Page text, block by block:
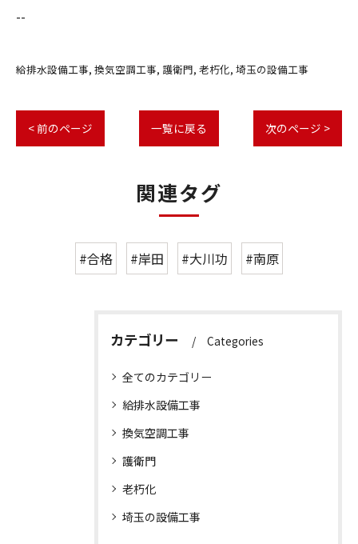
--
給排水設備工事 換気空調工事 護衛門 老朽化 埼玉の設備工事
< 前のページ 一覧に戻る 次のページ >
関連タグ
#合格 #岸田 #大川功 #南原
カテゴリー Categories
全てのカテゴリー
給排水設備工事
換気空調工事
護衛門
老朽化
埼玉の設備工事